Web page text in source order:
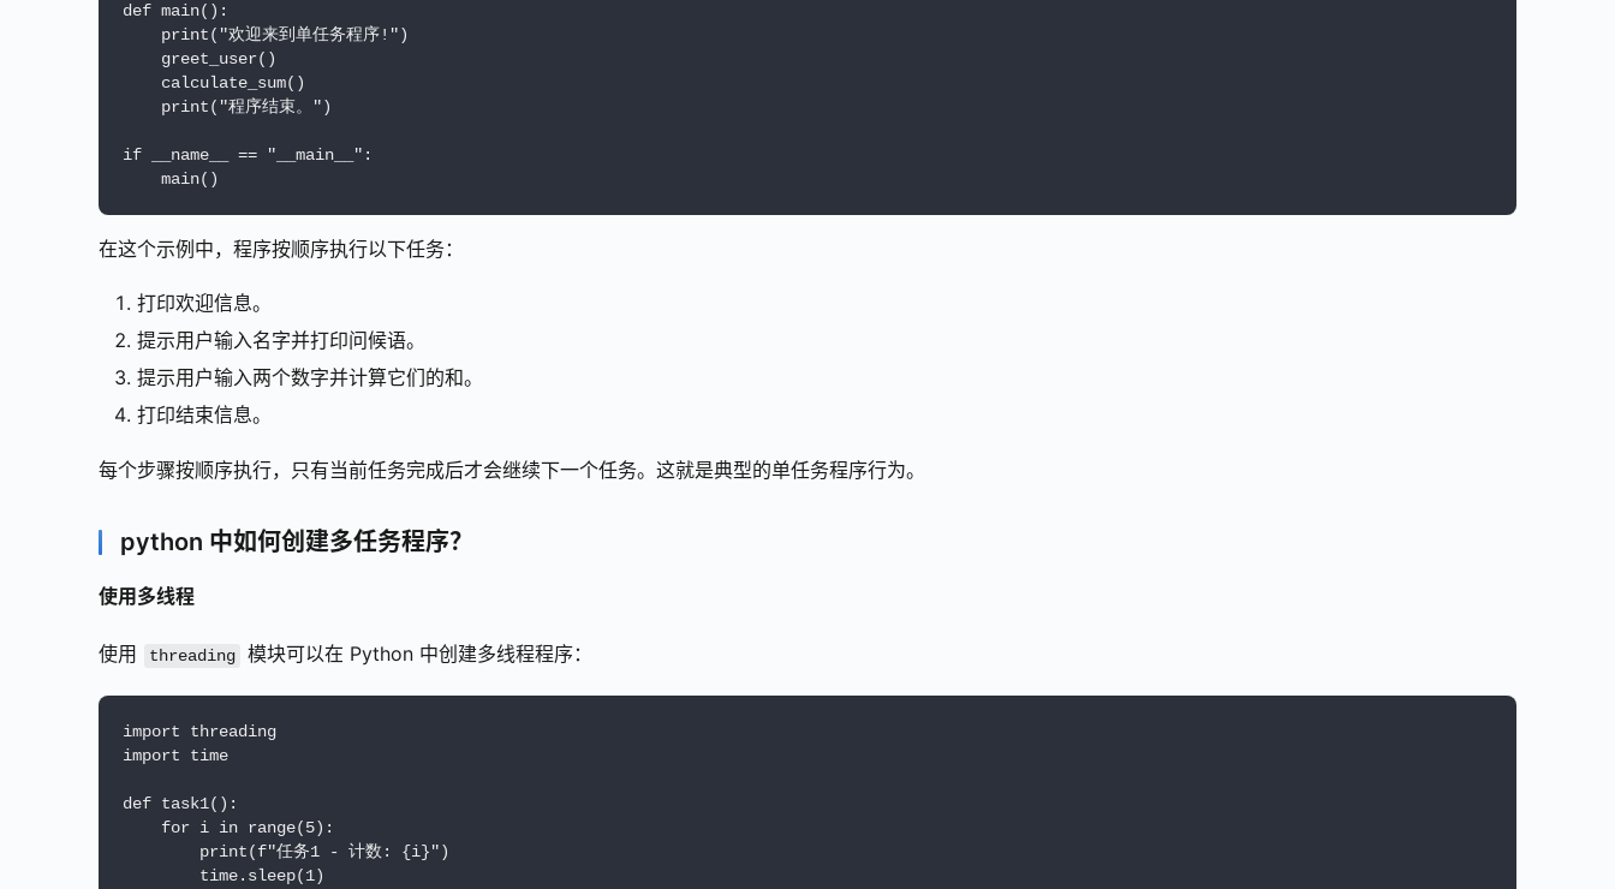
def main():
    print("欢迎来到单任务程序!")
    greet_user()
    calculate_sum()
    print("程序结束。")
if __name__ == "__main__":
    main()
在这个示例中，程序按顺序执行以下任务：
打印欢迎信息。
提示用户输入名字并打印问候语。
提示用户输入两个数字并计算它们的和。
打印结束信息。
每个步骤按顺序执行，只有当前任务完成后才会继续下一个任务。这就是典型的单任务程序行为。
python 中如何创建多任务程序？
使用多线程
使用 threading 模块可以在 Python 中创建多线程程序：
import threading
import time
def task1():
    for i in range(5):
        print(f"任务1 - 计数: {i}")
        time.sleep(1)